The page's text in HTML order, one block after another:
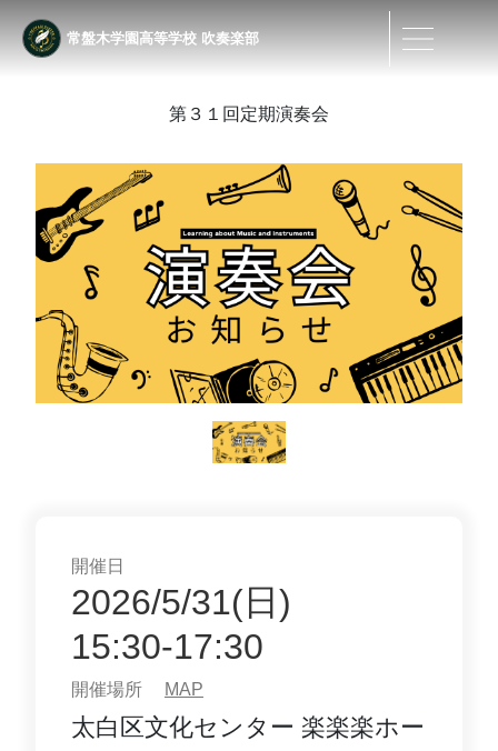
常盤木学園高等学校 吹奏楽部
第３１回定期演奏会
開催日
2026/5/31(日)
15:30-17:30
開催場所 MAP
太白区文化センター 楽楽楽ホー